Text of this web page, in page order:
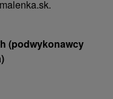
(podwykonawcy